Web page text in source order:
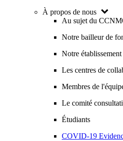
À propos de nous
Au sujet du
Notre bailleur de
Notre établissement
Les centres de
Membres de
Le comité
Étudiants
COVID-19